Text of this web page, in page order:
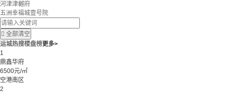
河津津樾府
五洲幸福城壹号院
 全部清空
运城热搜楼盘榜更多>
1
鼎鑫华府
6500元/㎡
空港南区
2